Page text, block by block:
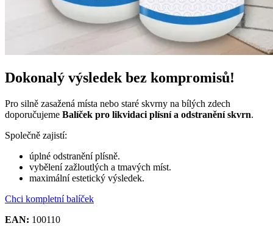
Dokonalý výsledek bez kompromisů!
Pro silně zasažená místa nebo staré skvrny na bílých zdech
doporučujeme Balíček pro likvidaci plísní a odstranění skvrn.
Společně zajistí:
úplné odstranění plísně.
vybělení zažloutlých a tmavých míst.
maximální estetický výsledek.
Chci kompletní balíček
EAN: 100110